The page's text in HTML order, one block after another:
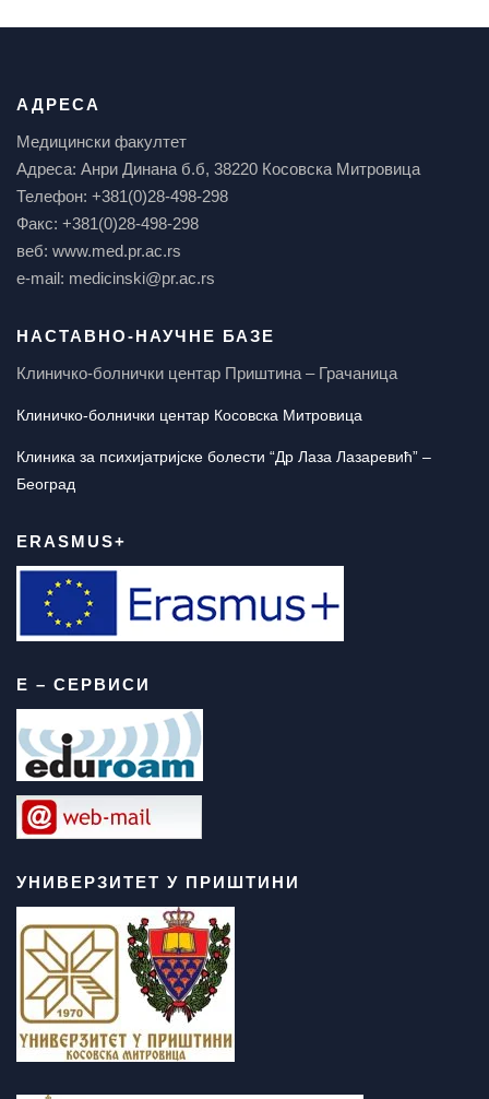
АДРЕСА
Медицински факултет
Адреса: Анри Динана б.б, 38220 Косовска Митровица
Телефон: +381(0)28-498-298
Факс: +381(0)28-498-298
веб: www.med.pr.ac.rs
e-mail: medicinski@pr.ac.rs
НАСТАВНО-НАУЧНЕ БАЗЕ
Клиничко-болнички центар Приштина – Грачаница
Клиничко-болнички центар Косовска Митровица
Клиника за психијатријске болести “Др Лаза Лазаревић” –
Београд
ERASMUS+
Е – СЕРВИСИ
УНИВЕРЗИТЕТ У ПРИШТИНИ